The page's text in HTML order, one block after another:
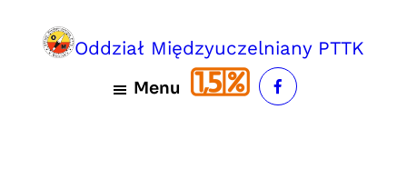
Oddział Międzyuczelniany PTTK
Menu